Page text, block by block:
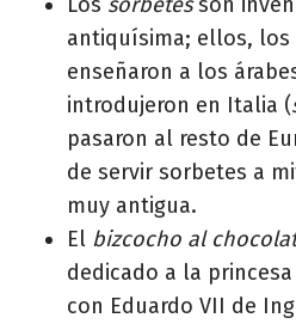
antiquísima; ellos, los
enseñaron a los
introdujeron en Italia (
pasaron al resto de
de servir sorbetes a
muy antigua.
El bizcocho al
dedicado a la
con Eduardo VII de